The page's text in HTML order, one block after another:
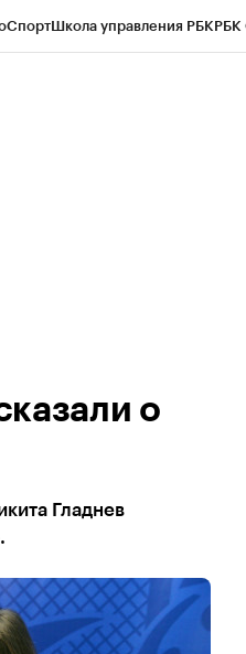
СпортШкола управления РБКРБК
о
Гладнев